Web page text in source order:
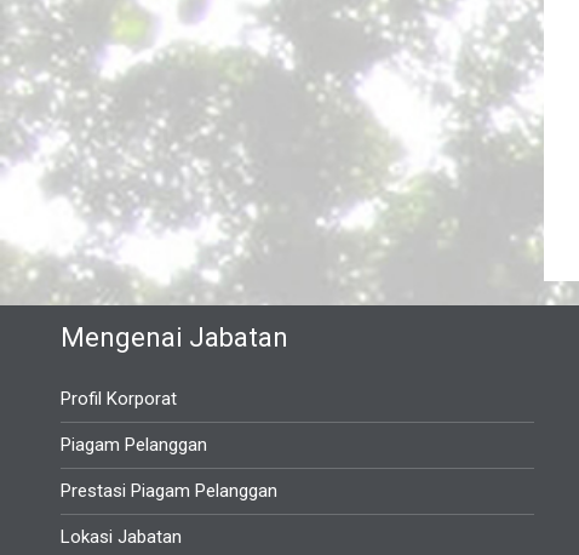
Mengenai Jabatan
Profil Korporat
Piagam Pelanggan
Prestasi Piagam Pelanggan
Lokasi Jabatan